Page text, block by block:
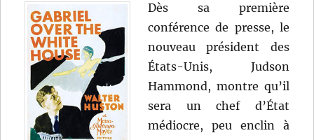
Dès sa première
conférence de presse, le
nouveau président des
États-Unis, Judson
Hammond, montre qu’il
sera un chef d’État
médiocre, peu enclin à